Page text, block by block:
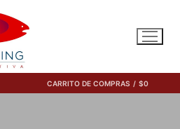
CARRITO DE COMPRAS / $0